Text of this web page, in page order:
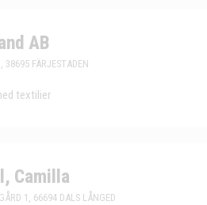
AB
38695 FÄRJESTADEN
textilier
Camilla
1, 66694 DALS LÅNGED